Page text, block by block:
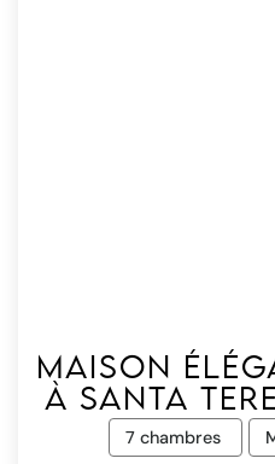
Maison
à Santa
7 chambres